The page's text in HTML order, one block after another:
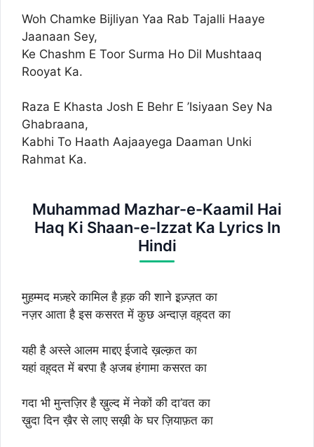
Woh Chamke Bijliyan Yaa Rab Tajalli Haaye
Jaanaan Sey,
Ke Chashm E Toor Surma Ho Dil Mushtaaq
Rooyat Ka.
Raza E Khasta Josh E Behr E ’Isiyaan Sey Na
Ghabraana,
Kabhi To Haath Aajaayega Daaman Unki
Rahmat Ka.
Muhammad Mazhar-e-Kaamil Hai
Haq Ki Shaan-e-Izzat Ka Lyrics In
Hindi
मुह़म्मद मज़्हरे कामिल है ह़क़ की शाने इ़ज़्ज़त का
नज़र आता है इस कसरत में कुछ अन्दाज़ वह़्‌दत का
यही है अस्ले आलम माद्दए ईजादे ख़ल्क़त का
यहां वह़्‌दत में बरपा है अ़जब हंगामा कसरत का
गदा भी मुन्तज़िर है ख़ुल्द में नेकों की दा’वत का
ख़ुदा दिन ख़ैर से लाए सख़ी के घर ज़ियाफ़त का